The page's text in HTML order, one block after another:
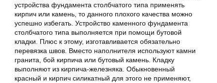
устройства фундамента столбчатого типа применять
кирпич или камень, то данного плохого качества можно
успешно избегать. Устройство каменного фундамента
столбчатого типа выполняется при помощи бутовой
кладки. Плюс к этому, изготавливается обязательно
перевязка швов. Вместо наполнителя используют камни
гранита, бой кирпича или бутовый камень. Кладку
выполняют из кирпича-железняка. Обыкновенный
красный и кирпич силикатный для этого не применяют,